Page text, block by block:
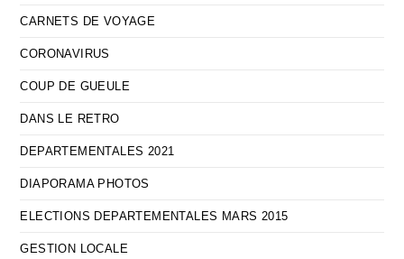
CARNETS DE VOYAGE
CORONAVIRUS
COUP DE GUEULE
DANS LE RETRO
DEPARTEMENTALES 2021
DIAPORAMA PHOTOS
ELECTIONS DEPARTEMENTALES MARS 2015
GESTION LOCALE